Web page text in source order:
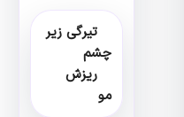
تیرگی زیر
چشم
ریزش
مو